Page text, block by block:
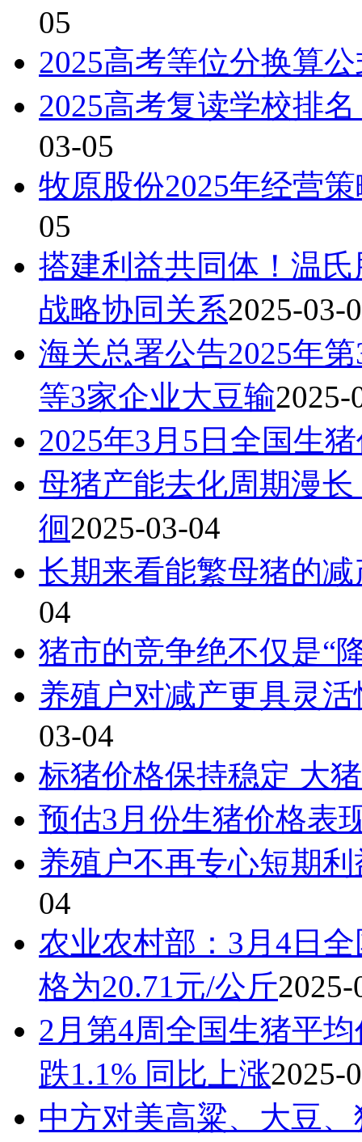
05
2025高考等位分换算
2025高考复读学校排
03-05
牧原股份2025年经营
05
搭建利益共同体！温
战略协同关系2025-03-
海关总署公告2025年
等3家企业大豆输2025-
2025年3月5日全国生
母猪产能去化周期漫
徊2025-03-04
长期来看能繁母猪的
04
猪市的竞争绝不仅是“
养殖户对减产更具灵
03-04
标猪价格保持稳定 大
预估3月份生猪价格表
养殖户不再专心短期
04
农业农村部：3月4日
格为20.71元/公斤2025-
2月第4周全国生猪平
跌1.1% 同比上涨2025-
中方对美高粱、大豆